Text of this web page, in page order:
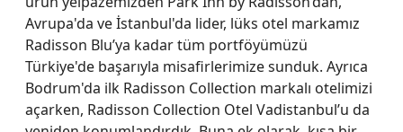
Avrupa'da ve İstanbul'da lider, lüks otel markamız
Radisson Blu’ya kadar tüm portföyümüzü
Türkiye'de başarıyla misafirlerimize sunduk. Ayrıca
Bodrum'da ilk Radisson Collection markalı otelimizi
açarken, Radisson Collection Otel Vadistanbul’u da